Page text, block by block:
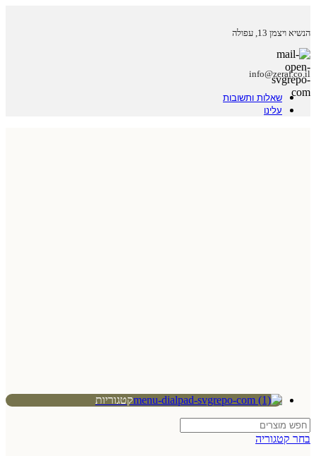
הנשיא ויצמן 13, עפולה
info@zeraf.co.il
שאלות ותשובות
עלינו
קטגוריות
בחר קטגוריה